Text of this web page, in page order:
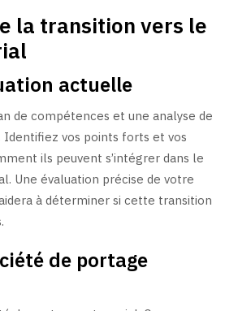
la transition vers le
actuelle
de compétences et une analyse de
vos points forts et vos
ils peuvent s’intégrer dans le
Une évaluation précise de votre
à déterminer si cette transition
de portage